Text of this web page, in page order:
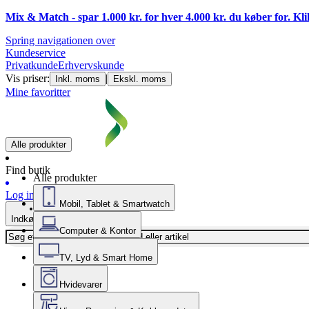
Mix & Match - spar 1.000 kr. for hver 4.000 kr. du køber for.
Spring navigationen over
Kundeservice
PrivatkundeErhvervskunde
Vis priser:
Inkl. moms | Ekskl. moms
Mine favoritter
Alle produkter
Find butik
Log ind
Indkøbskurv
Alle produkter
Mobil, Tablet & Smartwatch
Computer & Kontor
TV, Lyd & Smart Home
Hvidevarer